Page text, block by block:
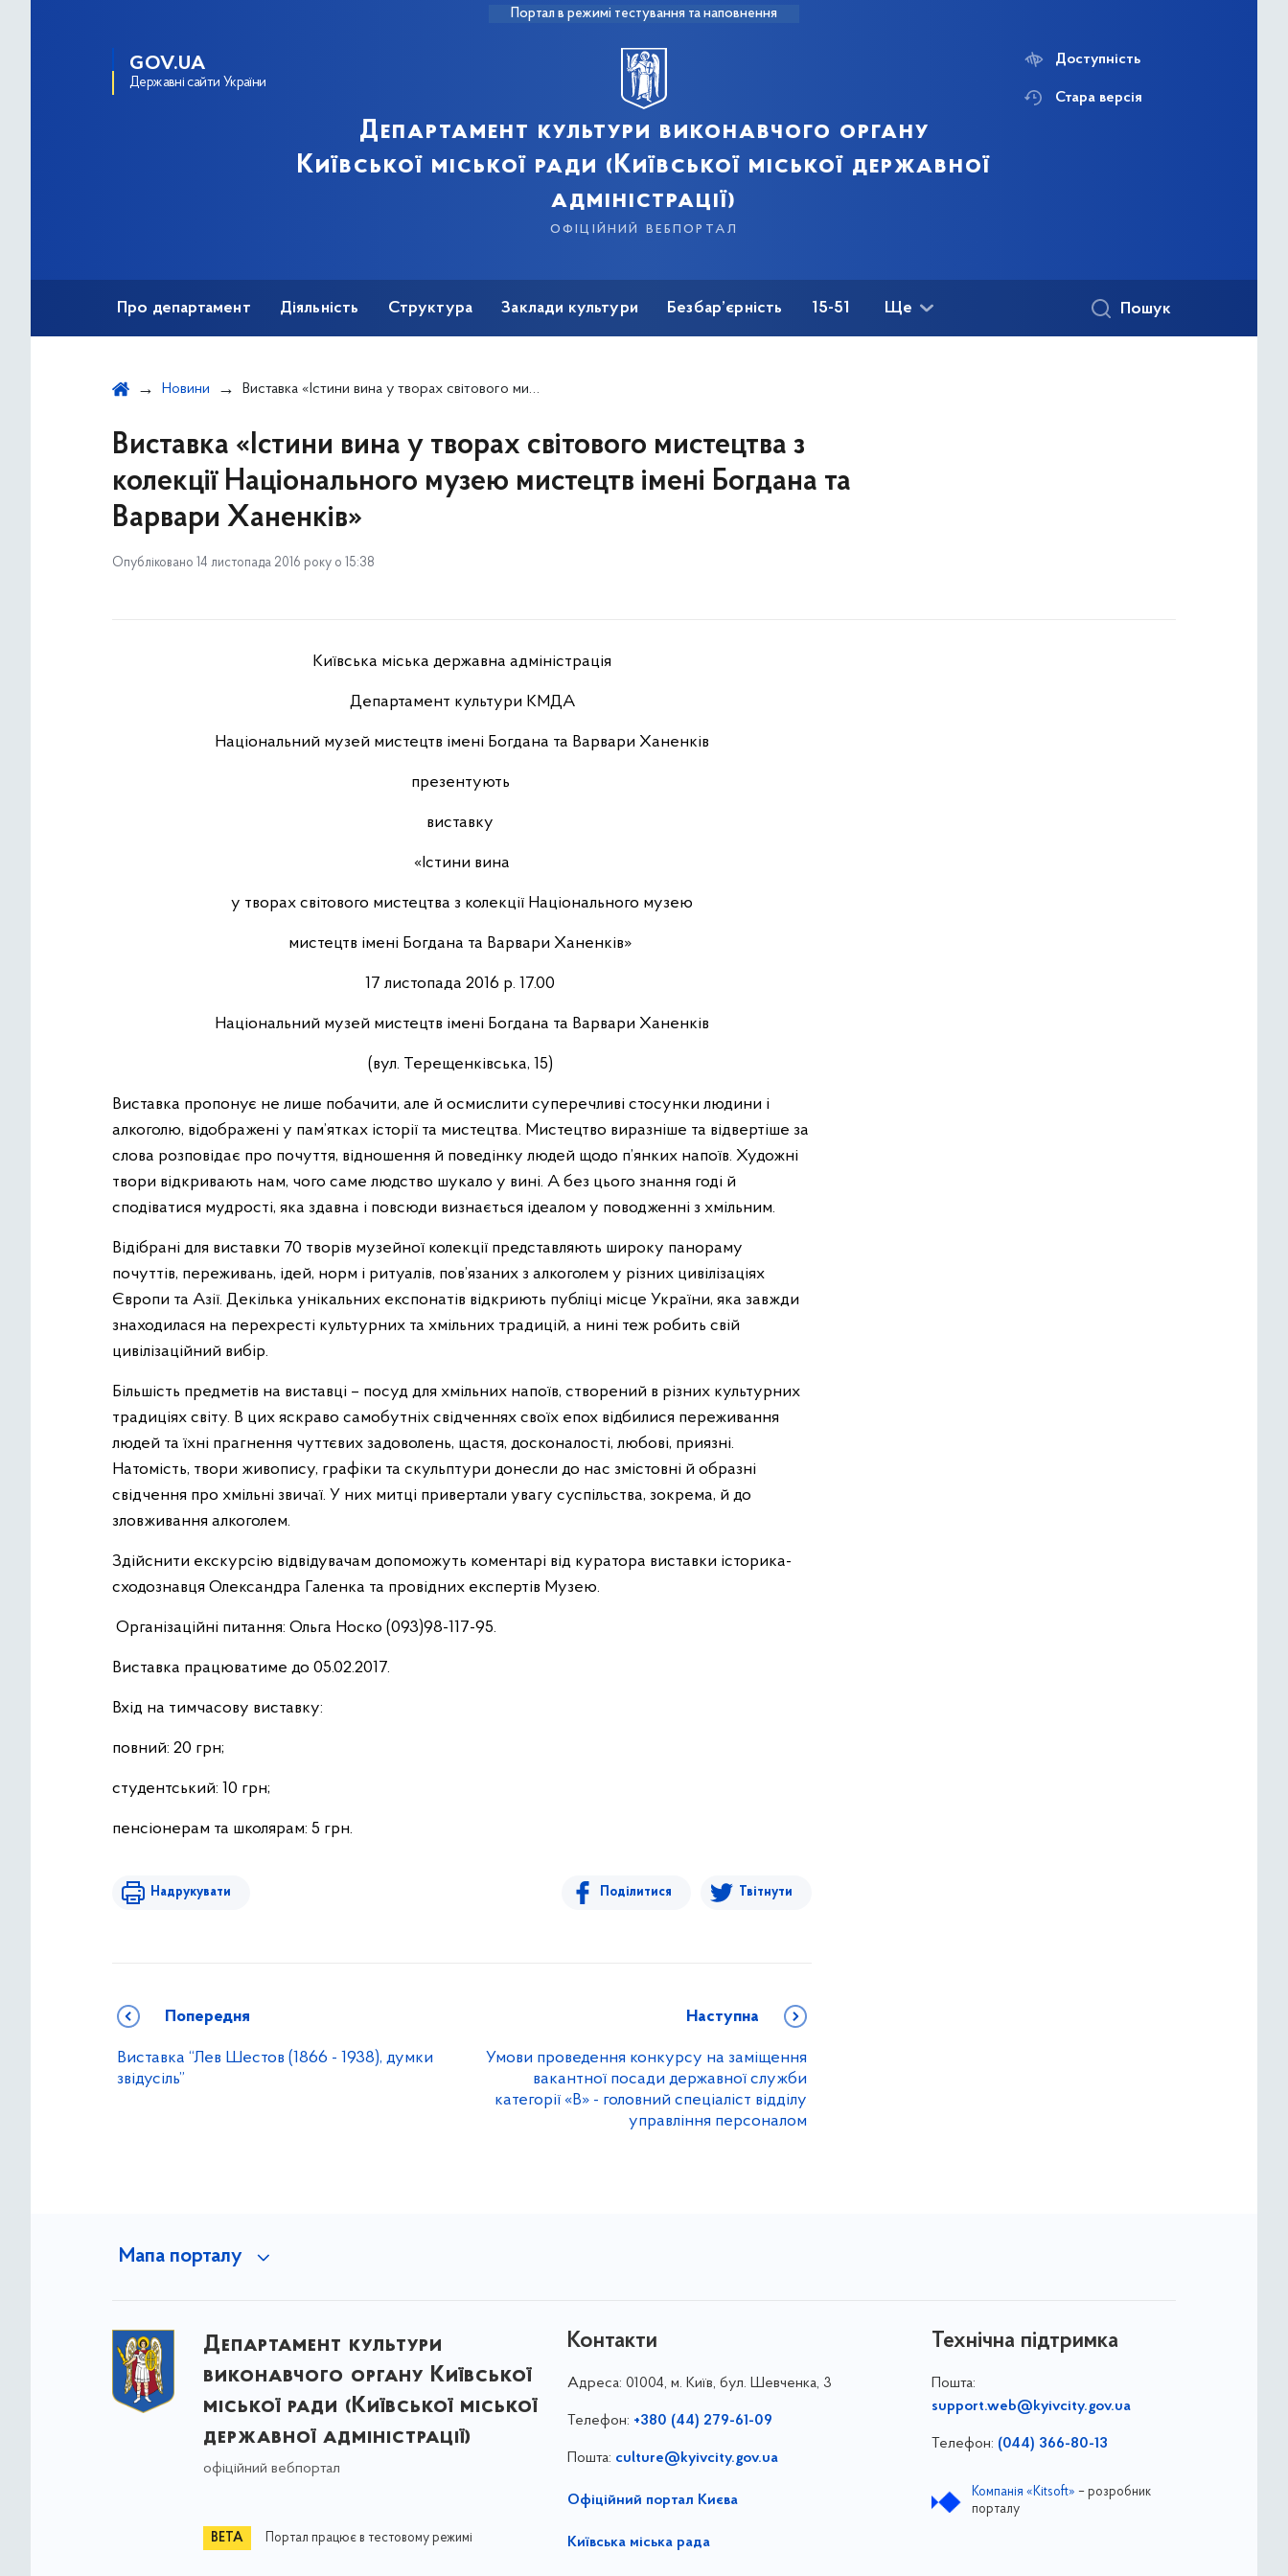
Портал в режимі тестування та наповнення
GOV.UA
Державні сайти України
Департамент культури виконавчого органу
Київської міської ради (Київської міської державної
адміністрації)
офіційний вебпортал
Доступність
Стара версія
Про департамент Діяльність Структура Заклади культури Безбар’єрність 15-51 Ще Пошук
Новини Виставка «Істини вина у творах світового мистецтва з колекції Національного музею мистецтв імені Богдана та Варвари Ханенків»
Виставка «Істини вина у творах світового мистецтва з
колекції Національного музею мистецтв імені Богдана та
Варвари Ханенків»
Опубліковано 14 листопада 2016 року о 15:38
Київська міська державна адміністрація
Департамент культури КМДА
Національний музей мистецтв імені Богдана та Варвари Ханенків
презентують
виставку
«Істини вина
у творах світового мистецтва з колекції Національного музею
мистецтв імені Богдана та Варвари Ханенків»
17 листопада 2016 р. 17.00
Національний музей мистецтв імені Богдана та Варвари Ханенків
(вул. Терещенківська, 15)
Виставка пропонує не лише побачити, але й осмислити суперечливі стосунки людини і
алкоголю, відображені у пам’ятках історії та мистецтва. Мистецтво виразніше та відвертіше за
слова розповідає про почуття, відношення й поведінку людей щодо п’янких напоїв. Художні
твори відкривають нам, чого саме людство шукало у вині. А без цього знання годі й
сподіватися мудрості, яка здавна і повсюди визнається ідеалом у поводженні з хмільним.
Відібрані для виставки 70 творів музейної колекції представляють широку панораму
почуттів, переживань, ідей, норм і ритуалів, пов’язаних з алкоголем у різних цивілізаціях
Європи та Азії. Декілька унікальних експонатів відкриють публіці місце України, яка завжди
знаходилася на перехресті культурних та хмільних традицій, а нині теж робить свій
цивілізаційний вибір.
Більшість предметів на виставці – посуд для хмільних напоїв, створений в різних культурних
традиціях світу. В цих яскраво самобутніх свідченнях своїх епох відбилися переживання
людей та їхні прагнення чуттєвих задоволень, щастя, досконалості, любові, приязні.
Натомість, твори живопису, графіки та скульптури донесли до нас змістовні й образні
свідчення про хмільні звичаї. У них митці привертали увагу суспільства, зокрема, й до
зловживання алкоголем.
Здійснити екскурсію відвідувачам допоможуть коментарі від куратора виставки історика-
сходознавця Олександра Галенка та провідних експертів Музею.
Організаційні питання: Ольга Носко (093)98-117-95.
Виставка працюватиме до 05.02.2017.
Вхід на тимчасову виставку:
повний: 20 грн;
студентський: 10 грн;
пенсіонерам та школярам: 5 грн.
Надрукувати Поділитися Твітнути
Попередня
Виставка “Лев Шестов (1866 - 1938), думки
звідусіль”
Наступна
Умови проведення конкурсу на заміщення
вакантної посади державної служби
категорії «B» - головний спеціаліст відділу
управління персоналом
Мапа порталу
Департамент культури
виконавчого органу Київської
міської ради (Київської міської
державної адміністрації)
офіційний вебпортал
Портал працює в тестовому режимі
Контакти
Адреса: 01004, м. Київ, бул. Шевченка, 3
Телефон: +380 (44) 279-61-09
Пошта: culture@kyivcity.gov.ua
Офіційний портал Києва
Київська міська рада
Технічна підтримка
Пошта:
support.web@kyivcity.gov.ua
Телефон: (044) 366-80-13
Компанія «Kitsoft» – розробник
порталу